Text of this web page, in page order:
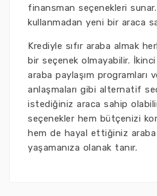
finansman seçenekleri
kullanmadan yeni bir araca
Krediyle sıfır araba almak
bir seçenek olmayabilir.
araba paylaşım programları
anlaşmaları gibi alternatif
istediğiniz araca sahip
seçenekler hem bütçenizi
hem de hayal ettiğiniz
yaşamanıza olanak tanır.